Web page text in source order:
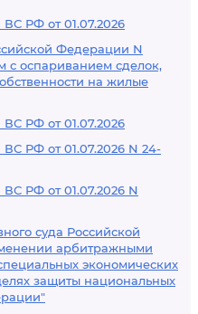
РФ от 01.07.2026
Федерации N
с оспариванием сделок,
на жилые
РФ от 01.07.2026
РФ от 01.07.2026 N 24-
РФ от 01.07.2026 N
суда Российской
арбитражными
экономических
защиты национальных